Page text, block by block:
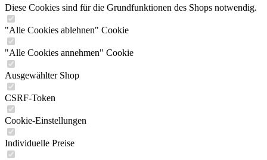
Diese Cookies sind für die Grundfunktionen des Shops notwendig.
"Alle Cookies ablehnen" Cookie
"Alle Cookies annehmen" Cookie
Ausgewählter Shop
CSRF-Token
Cookie-Einstellungen
Individuelle Preise